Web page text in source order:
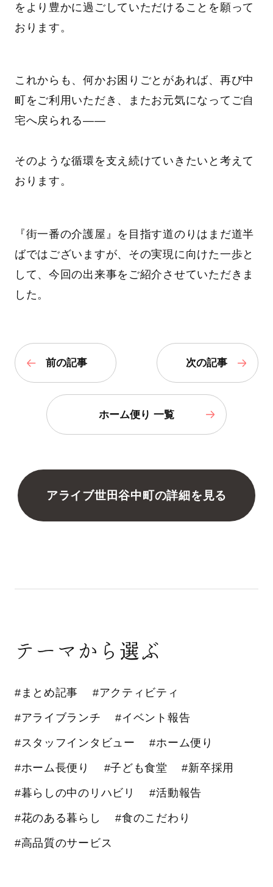
をより豊かに過ごしていただけることを願って
おります。
これからも、何かお困りごとがあれば、再び中
町をご利用いただき、またお元気になってご自
宅へ戻られる――
そのような循環を支え続けていきたいと考えて
おります。
『街一番の介護屋』を目指す道のりはまだ道半
ばではございますが、その実現に向けた一歩と
して、今回の出来事をご紹介させていただきま
した。
前の記事 次の記事
ホーム便り 一覧
アライブ世田谷中町の詳細を見る
テーマから選ぶ
#まとめ記事 #アクティビティ
#アライブランチ #イベント報告
#スタッフインタビュー #ホーム便り
#ホーム長便り #子ども食堂 #新卒採用
#暮らしの中のリハビリ #活動報告
#花のある暮らし #食のこだわり
#高品質のサービス